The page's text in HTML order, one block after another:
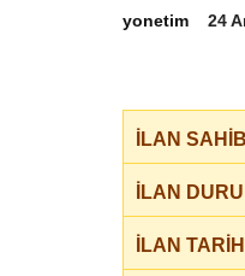
yonetim 24
İLAN
İLAN
İLAN